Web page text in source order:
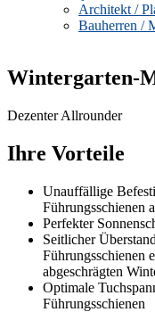
Architekt /
Bauherren /
Wintergarten-
Dezenter Allrounder
Ihre Vorteile
Unauffällige
Führungsschienen
Perfekter
Seitlicher
Führungsschienen
abgeschrägten
Optimale
Führungsschienen